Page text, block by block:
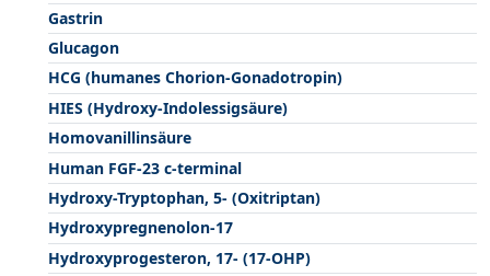
Gastrin
Glucagon
HCG (humanes Chorion-Gonadotropin)
HIES (Hydroxy-Indolessigsäure)
Homovanillinsäure
Human FGF-23 c-terminal
Hydroxy-Tryptophan, 5- (Oxitriptan)
Hydroxypregnenolon-17
Hydroxyprogesteron, 17- (17-OHP)